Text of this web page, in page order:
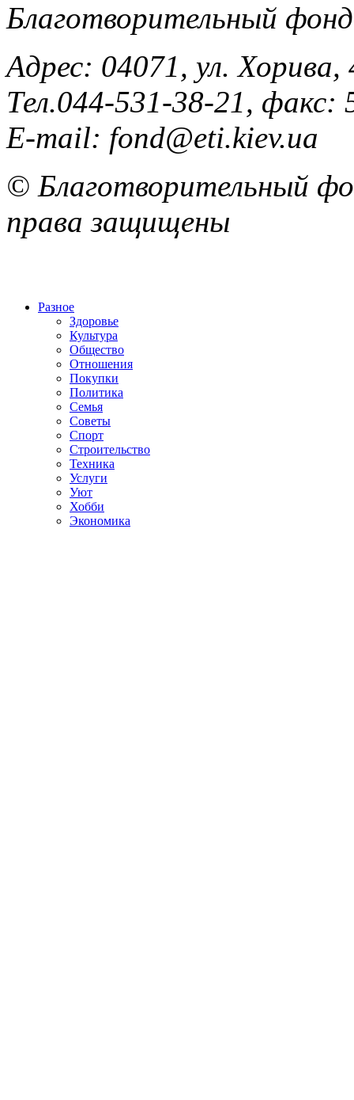
Благотворительный
Адрес: 04071, ул.
Тел.044-531-38-21, факс:
E-mail: fond@eti.kiev.ua
© Благотворительный
права защищены
Разное
Здоровье
Культура
Общество
Отношения
Покупки
Политика
Семья
Советы
Спорт
Строительство
Техника
Услуги
Уют
Хобби
Экономика